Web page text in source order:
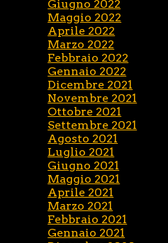
Giugno 2022
Maggio 2022
Aprile 2022
Marzo 2022
Febbraio 2022
Gennaio 2022
Dicembre 2021
Novembre 2021
Ottobre 2021
Settembre 2021
Agosto 2021
Luglio 2021
Giugno 2021
Maggio 2021
Aprile 2021
Marzo 2021
Febbraio 2021
Gennaio 2021